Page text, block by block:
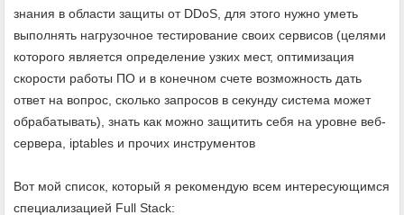
знания в области защиты от DDoS, для этого нужно уметь
выполнять нагрузочное тестирование своих сервисов (целями
которого является определение узких мест, оптимизация
скорости работы ПО и в конечном счете возможность дать
ответ на вопрос, сколько запросов в секунду система может
обрабатывать), знать как можно защитить себя на уровне веб-
сервера, iptables и прочих инструментов
Вот мой список, который я рекомендую всем интересующимся
специализацией Full Stack: